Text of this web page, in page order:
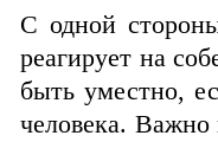
С одной
реагирует на
быть уместно,
человека. Важно